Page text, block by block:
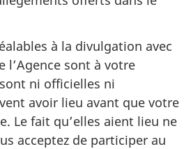
à la divulgation avec
l’Agence sont à votre
ni officielles ni
avoir lieu avant que votre
Le fait qu’elles aient lieu ne
acceptez de participer au